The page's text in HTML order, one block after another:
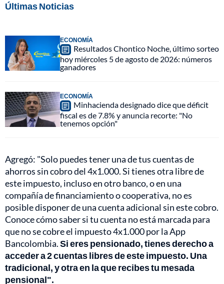
Últimas Noticias
ECONOMÍA
Resultados Chontico Noche, último sorteo
hoy miércoles 5 de agosto de 2026: números
ganadores
ECONOMÍA
Minhacienda designado dice que déficit
fiscal es de 7.8% y anuncia recorte: "No
tenemos opción"
Agregó: "Solo puedes tener una de tus cuentas de
ahorros sin cobro del 4x1.000. Si tienes otra libre de
este impuesto, incluso en otro banco, o en una
compañía de financiamiento o cooperativa, no es
posible disponer de una cuenta adicional sin este cobro.
Conoce cómo saber si tu cuenta no está marcada para
que no se cobre el impuesto 4x1.000 por la App
Bancolombia.Si eres pensionado, tienes derecho a
acceder a 2 cuentas libres de este impuesto. Una
tradicional, y otra en la que recibes tu mesada
pensional".